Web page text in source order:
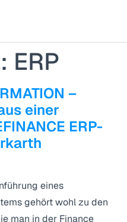
ERP
–
einer
ERP-
eines
gehört wohl zu den
man in der Finance